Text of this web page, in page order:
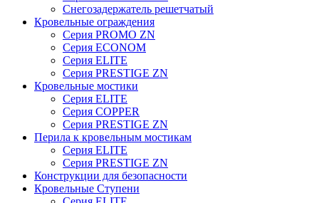
Снегозадержатель решетчатый
Кровельные ограждения
Серия PROMO ZN
Серия ECONOM
Серия ELITE
Серия PRESTIGE ZN
Кровельные мостики
Серия ELITE
Серия COPPER
Серия PRESTIGE ZN
Перила к кровельным мостикам
Серия ELITE
Серия PRESTIGE ZN
Конструкции для безопасности
Кровельные Ступени